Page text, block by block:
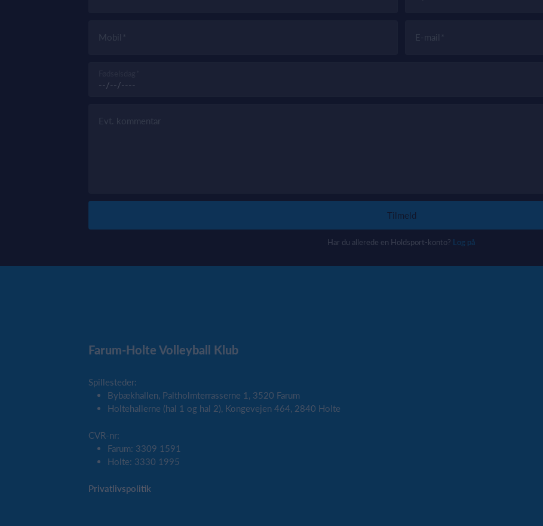
Mobil E-mail
Evt. kommentar
Tilmeld
Har du allerede en Holdsport-konto? Log på
Farum-Holte Volleyball Klub
Spillesteder:
Bybækhallen, Paltholmterrasserne 1, 3520 Farum
Holtehallerne (hal 1 og hal 2), Kongevejen 464, 2840 Holte
CVR-nr:
Farum: 3309 1591
Holte: 3330 1995
Privatlivspolitik